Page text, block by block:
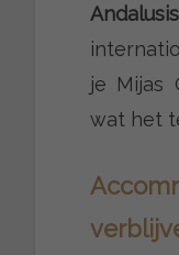
je Mijas
wat het